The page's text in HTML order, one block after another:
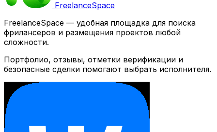
FreelanceSpace
FreelanceSpace — удобная площадка для поиска
фрилансеров и размещения проектов любой
сложности.
Портфолио, отзывы, отметки верификации и
безопасные сделки помогают выбрать исполнителя.